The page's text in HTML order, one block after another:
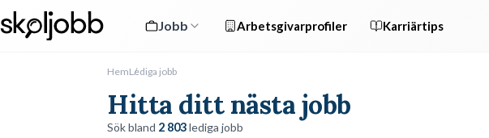
Jobb Arbetsgivarprofiler Karriärtips
HemLediga jobb
Hitta ditt nästa jobb
Sök bland 2 803lediga jobb